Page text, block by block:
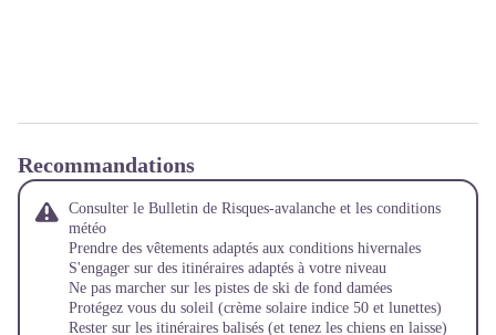
Recommandations
Consulter le Bulletin de Risques-avalanche et les conditions
météo
Prendre des vêtements adaptés aux conditions hivernales
S'engager sur des itinéraires adaptés à votre niveau
Ne pas marcher sur les pistes de ski de fond damées
Protégez vous du soleil (crème solaire indice 50 et lunettes)
Rester sur les itinéraires balisés (et tenez les chiens en laisse)